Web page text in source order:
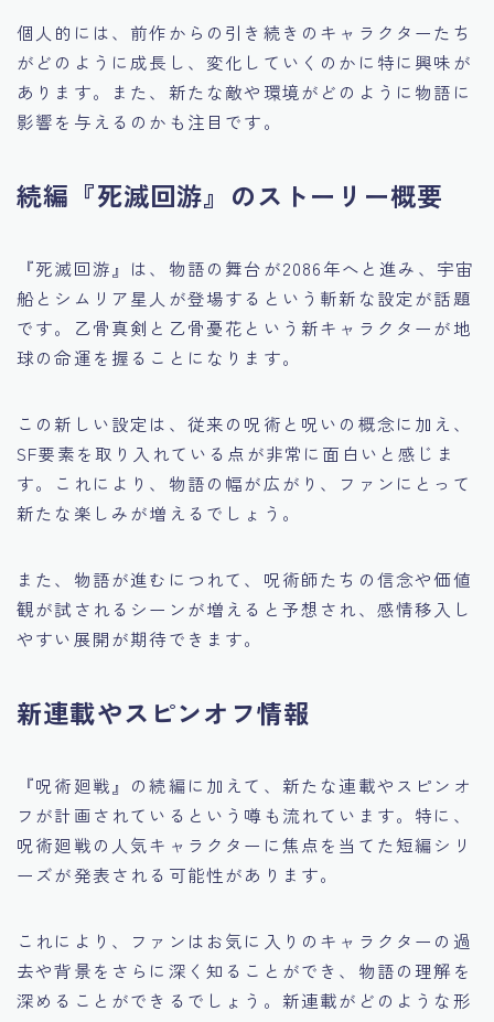
個人的には、前作からの引き続きのキャラクターたち
がどのように成長し、変化していくのかに特に興味が
あります。また、新たな敵や環境がどのように物語に
影響を与えるのかも注目です。
続編『死滅回游』のストーリー概要
『死滅回游』は、物語の舞台が2086年へと進み、宇宙
船とシムリア星人が登場するという斬新な設定が話題
です。乙骨真剣と乙骨憂花という新キャラクターが地
球の命運を握ることになります。
この新しい設定は、従来の呪術と呪いの概念に加え、
SF要素を取り入れている点が非常に面白いと感じま
す。これにより、物語の幅が広がり、ファンにとって
新たな楽しみが増えるでしょう。
また、物語が進むにつれて、呪術師たちの信念や価値
観が試されるシーンが増えると予想され、感情移入し
やすい展開が期待できます。
新連載やスピンオフ情報
『呪術廻戦』の続編に加えて、新たな連載やスピンオ
フが計画されているという噂も流れています。特に、
呪術廻戦の人気キャラクターに焦点を当てた短編シリ
ーズが発表される可能性があります。
これにより、ファンはお気に入りのキャラクターの過
去や背景をさらに深く知ることができ、物語の理解を
深めることができるでしょう。新連載がどのような形